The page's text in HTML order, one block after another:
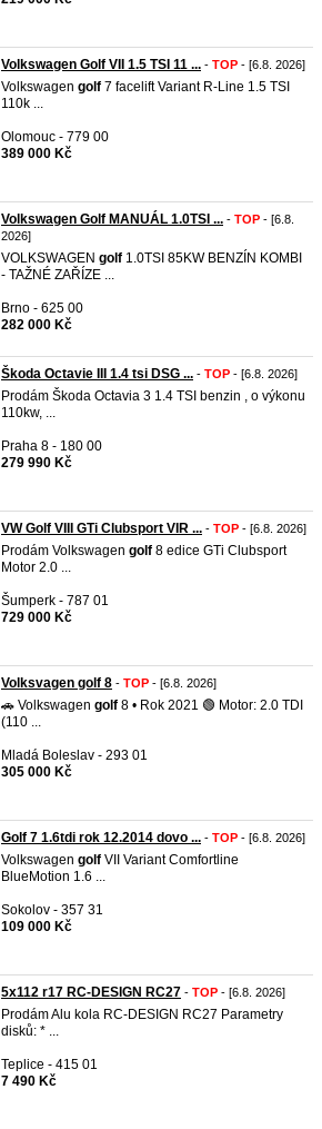
Volkswagen Golf VII 1.5 TSI 11 ... - TOP - [6.8. 2026]
Volkswagen golf 7 facelift Variant R-Line 1.5 TSI
110k ...
Olomouc - 779 00
389 000 Kč
Volkswagen Golf MANUÁL 1.0TSI ... - TOP - [6.8.
2026]
VOLKSWAGEN golf 1.0TSI 85KW BENZÍN KOMBI
- TAŽNÉ ZAŘÍZE ...
Brno - 625 00
282 000 Kč
Škoda Octavie III 1.4 tsi DSG ... - TOP - [6.8. 2026]
Prodám Škoda Octavia 3 1.4 TSI benzin , o výkonu
110kw, ...
Praha 8 - 180 00
279 990 Kč
VW Golf VIII GTi Clubsport VIR ... - TOP - [6.8. 2026]
Prodám Volkswagen golf 8 edice GTi Clubsport
Motor 2.0 ...
Šumperk - 787 01
729 000 Kč
Volksvagen golf 8 - TOP - [6.8. 2026]
🚗 Volkswagen golf 8 • Rok 2021 🟢 Motor: 2.0 TDI
(110 ...
Mladá Boleslav - 293 01
305 000 Kč
Golf 7 1.6tdi rok 12.2014 dovo ... - TOP - [6.8. 2026]
Volkswagen golf VII Variant Comfortline
BlueMotion 1.6 ...
Sokolov - 357 31
109 000 Kč
5x112 r17 RC-DESIGN RC27 - TOP - [6.8. 2026]
Prodám Alu kola RC-DESIGN RC27 Parametry
disků: * ...
Teplice - 415 01
7 490 Kč